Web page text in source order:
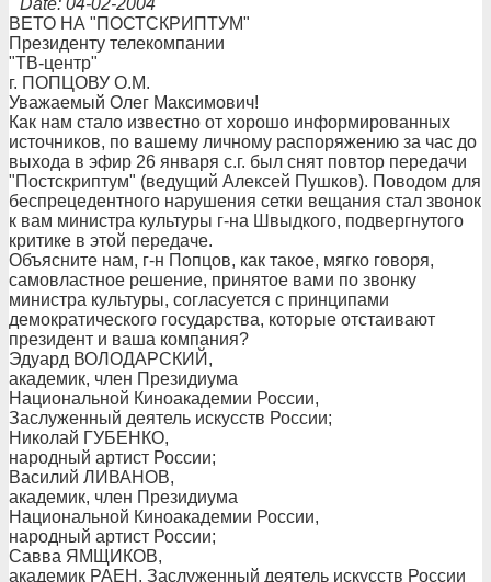
Date: 04-02-2004
ВЕТО НА "ПОСТСКРИПТУМ"
Президенту телекомпании
"ТВ-центр"
г. ПОПЦОВУ О.М.
Уважаемый Олег Максимович!
Как нам стало известно от хорошо информированных
источников, по вашему личному распоряжению за час до
выхода в эфир 26 января с.г. был снят повтор передачи
"Постскриптум" (ведущий Алексей Пушков). Поводом для
беспрецедентного нарушения сетки вещания стал звонок
к вам министра культуры г-на Швыдкого, подвергнутого
критике в этой передаче.
Объясните нам, г-н Попцов, как такое, мягко говоря,
самовластное решение, принятое вами по звонку
министра культуры, согласуется с принципами
демократического государства, которые отстаивают
президент и ваша компания?
Эдуард ВОЛОДАРСКИЙ,
академик, член Президиума
Национальной Киноакадемии России,
Заслуженный деятель искусств России;
Николай ГУБЕНКО,
народный артист России;
Василий ЛИВАНОВ,
академик, член Президиума
Национальной Киноакадемии России,
народный артист России;
Савва ЯМЩИКОВ,
академик РАЕН, Заслуженный деятель искусств России